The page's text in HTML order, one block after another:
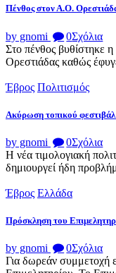
Πένθος στον Α.Ο.
by gnomi 0Σχόλια
Στο πένθος βυθίστηκε
Ορεστιάδας καθώς
Έβρος Πολιτισμός
Ακύρωση τοπικού
by gnomi 0Σχόλια
Η νέα τιμολογιακή
δημιουργεί ήδη
Έβρος Ελλάδα
Πρόσκληση του
by gnomi 0Σχόλια
Για δωρεάν συμμετοχή